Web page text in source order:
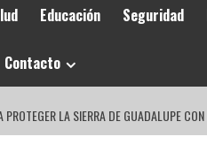
Educación Seguridad
Contacto
PROTEGER LA SIERRA DE GUADALUPE